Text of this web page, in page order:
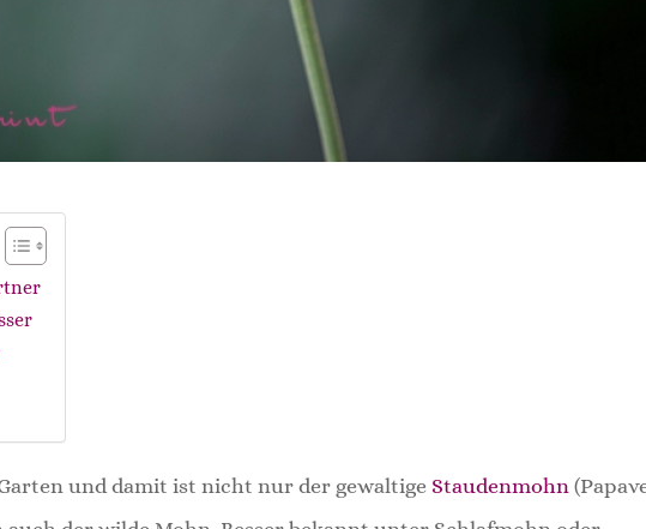
und damit ist nicht nur der gewaltige Staudenmohn